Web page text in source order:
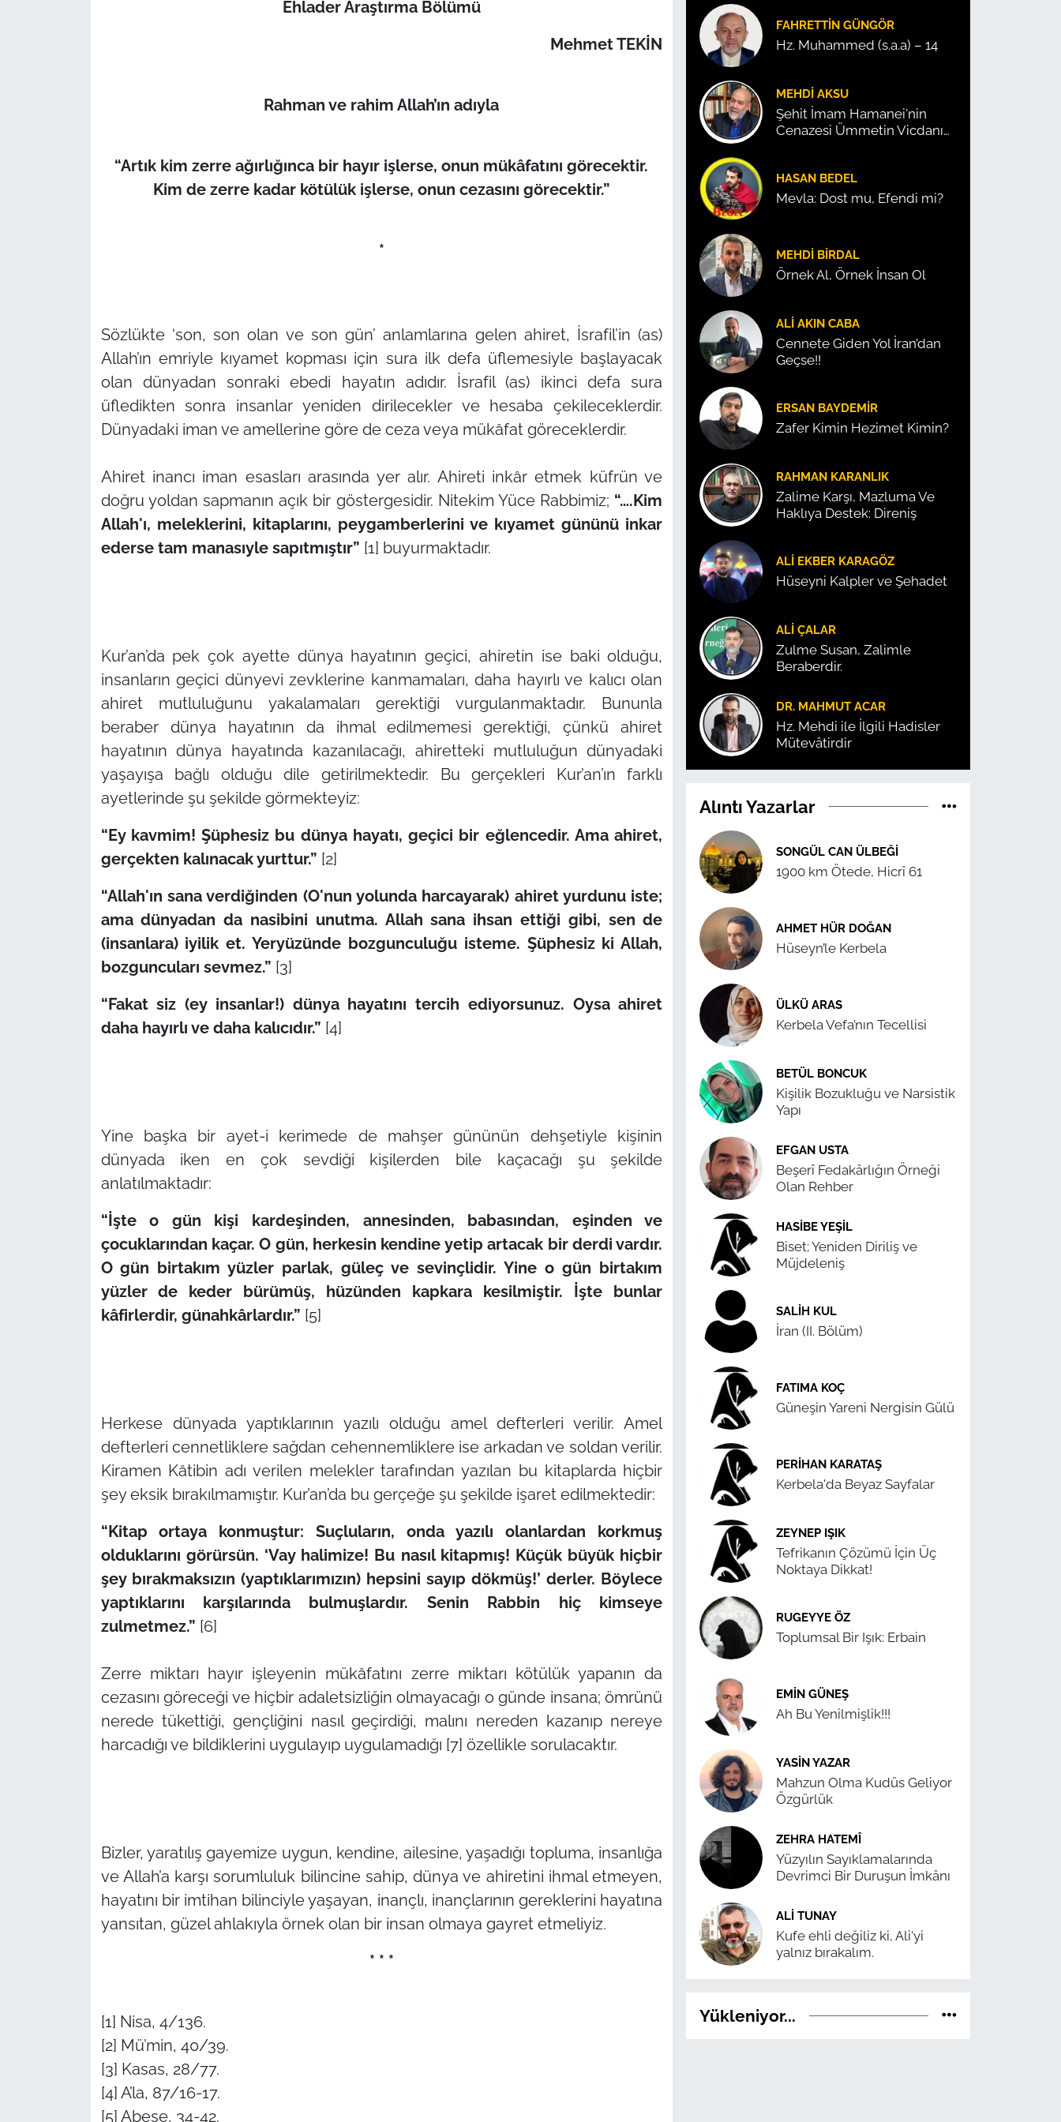
Ehlader Araştırma Bölümü
Mehmet TEKİN
Rahman ve rahim Allah’ın adıyla
“Artık kim zerre ağırlığınca bir hayır işlerse, onun mükâfatını görecektir.
Kim de zerre kadar kötülük işlerse, onun cezasını görecektir.”
*
Sözlükte ‘son, son olan ve son gün’anlamlarına gelen ahiret, İsrafil’in (as)
Allah’ın emriyle kıyamet kopması için sura ilk defa üflemesiyle başlayacak
olan dünyadan sonraki ebedi hayatın adıdır. İsrafil (as) ikinci defa sura
üfledikten sonra insanlar yeniden dirilecekler ve hesaba çekileceklerdir.
Dünyadaki iman ve amellerine göre de ceza veya mükâfat göreceklerdir.
Ahiret inancı iman esasları arasında yer alır. Ahireti inkâr etmek küfrün ve
doğru yoldan sapmanın açık bir göstergesidir. Nitekim Yüce Rabbimiz; “….Kim
Allah'ı, meleklerini, kitaplarını, peygamberlerini ve kıyamet gününü inkar
ederse tam manasıyle sapıtmıştır” [1] buyurmaktadır.
Kur’an’da pek çok ayette dünya hayatının geçici, ahiretin ise baki olduğu,
insanların geçici dünyevi zevklerine kanmamaları, daha hayırlı ve kalıcı olan
ahiret mutluluğunu yakalamaları gerektiği vurgulanmaktadır. Bununla
beraber dünya hayatının da ihmal edilmemesi gerektiği, çünkü ahiret
hayatının dünya hayatında kazanılacağı, ahiretteki mutluluğun dünyadaki
yaşayışa bağlı olduğu dile getirilmektedir. Bu gerçekleri Kur’an’ın farklı
ayetlerinde şu şekilde görmekteyiz:
“Ey kavmim! Şüphesiz bu dünya hayatı, geçici bir eğlencedir. Ama ahiret,
gerçekten kalınacak yurttur.” [2]
“Allah'ın sana verdiğinden (O'nun yolunda harcayarak) ahiret yurdunu iste;
ama dünyadan da nasibini unutma. Allah sana ihsan ettiği gibi, sen de
(insanlara) iyilik et. Yeryüzünde bozgunculuğu isteme. Şüphesiz ki Allah,
bozguncuları sevmez.” [3]
“Fakat siz (ey insanlar!) dünya hayatını tercih ediyorsunuz. Oysa ahiret
daha hayırlı ve daha kalıcıdır.” [4]
Yine başka bir ayet-i kerimede de mahşer gününün dehşetiyle kişinin
dünyada iken en çok sevdiği kişilerden bile kaçacağı şu şekilde
anlatılmaktadır:
“İşte o gün kişi kardeşinden, annesinden, babasından, eşinden ve
çocuklarından kaçar. O gün, herkesin kendine yetip artacak bir derdi vardır.
O gün birtakım yüzler parlak, güleç ve sevinçlidir. Yine o gün birtakım
yüzler de keder bürümüş, hüzünden kapkara kesilmiştir. İşte bunlar
kâfirlerdir, günahkârlardır.” [5]
Herkese dünyada yaptıklarının yazılı olduğu amel defterleri verilir. Amel
defterleri cennetliklere sağdan cehennemliklere ise arkadan ve soldan verilir.
Kiramen Kâtibin adı verilen melekler tarafından yazılan bu kitaplarda hiçbir
şey eksik bırakılmamıştır. Kur’an’da bu gerçeğe şu şekilde işaret edilmektedir:
“Kitap ortaya konmuştur: Suçluların, onda yazılı olanlardan korkmuş
olduklarını görürsün. ‘Vay halimize! Bu nasıl kitapmış! Küçük büyük hiçbir
şey bırakmaksızın (yaptıklarımızın) hepsini sayıp dökmüş!’ derler. Böylece
yaptıklarını karşılarında bulmuşlardır. Senin Rabbin hiç kimseye
zulmetmez.” [6]
Zerre miktarı hayır işleyenin mükâfatını zerre miktarı kötülük yapanın da
cezasını göreceği ve hiçbir adaletsizliğin olmayacağı o günde insana; ömrünü
nerede tükettiği, gençliğini nasıl geçirdiği, malını nereden kazanıp nereye
harcadığı ve bildiklerini uygulayıp uygulamadığı [7] özellikle sorulacaktır.
Bizler, yaratılış gayemize uygun, kendine, ailesine, yaşadığı topluma, insanlığa
ve Allah’a karşı sorumluluk bilincine sahip, dünya ve ahiretini ihmal etmeyen,
hayatını bir imtihan bilinciyle yaşayan, inançlı, inançlarının gereklerini hayatına
yansıtan, güzel ahlakıyla örnek olan bir insan olmaya gayret etmeliyiz.
* * *
[1] Nisa, 4/136.
[2] Mü’min, 40/39.
[3] Kasas, 28/77.
[4] A’la, 87/16-17.
[5] Abese, 34-42.
FAHRETTIN GÜNGÖR
Hz. Muhammed (s.a.a) – 14
MEHDI AKSU
Şehit İmam Hamanei'nin
Cenazesi Ümmetin Vicdanını
HASAN BEDEL
Mevla: Dost mu, Efendi mi?
MEHDI BIRDAL
Örnek Al, Örnek İnsan Ol
ALI AKIN CABA
Cennete Giden Yol İran’dan
Geçse!!
ERSAN BAYDEMIR
Zafer Kimin Hezimet Kimin?
RAHMAN KARANLIK
Zalime Karşı, Mazluma Ve
Haklıya Destek: Direniş
ALI EKBER KARAGÖZ
Hüseyni Kalpler ve Şehadet
ALI ÇALAR
Zulme Susan, Zalimle
Beraberdir.
DR. MAHMUT ACAR
Hz. Mehdi ile İlgili Hadisler
Mütevâtirdir
Alıntı Yazarlar
SONGÜL CAN ÜLBEĞI
1900 km Ötede, Hicrî 61
AHMET HÜR DOĞAN
Hüseyn’le Kerbela
ÜLKÜ ARAS
Kerbela Vefa’nın Tecellisi
BETÜL BONCUK
Kişilik Bozukluğu ve Narsistik
Yapı
EFGAN USTA
Beşerî Fedakârlığın Örneği
Olan Rehber
HASIBE YEŞIL
Biset; Yeniden Diriliş ve
Müjdeleniş
SALIH KUL
İran (II. Bölüm)
FATIMA KOÇ
Güneşin Yareni Nergisin Gülü
PERIHAN KARATAŞ
Kerbela'da Beyaz Sayfalar
ZEYNEP IŞIK
Tefrikanın Çözümü İçin Üç
Noktaya Dikkat!
RUGEYYE ÖZ
Toplumsal Bir Işık: Erbain
EMIN GÜNEŞ
Ah Bu Yenilmişlik!!!
YASIN YAZAR
Mahzun Olma Kudüs Geliyor
Özgürlük
ZEHRA HATEMÎ
Yüzyılın Sayıklamalarında
Devrimci Bir Duruşun İmkânı
ALI TUNAY
Kufe ehli değiliz ki, Ali'yi
yalnız bırakalım.
Yükleniyor...